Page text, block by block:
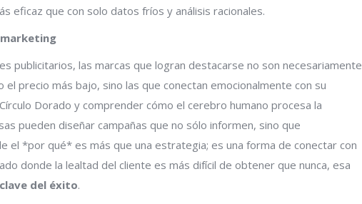
eficaz que con solo datos fríos y análisis racionales.
publicitarios, las marcas que logran destacarse no son necesariamente
precio más bajo, sino las que conectan emocionalmente con su
Dorado y comprender cómo el cerebro humano procesa la
pueden diseñar campañas que no sólo informen, sino que
el *por qué* es más que una estrategia; es una forma de conectar con
donde la lealtad del cliente es más difícil de obtener que nunca, esa
del éxito.